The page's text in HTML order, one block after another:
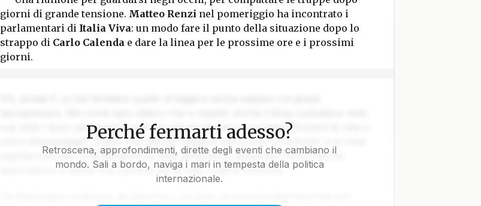
giorni di grande tensione. Matteo Renzi nel pomeriggio ha incontrato i
parlamentari diItalia Viva: un modo fare il punto della situazione dopo lo
strappo di Carlo Calendae dare la linea per le prossime ore e i prossimi
giorni.
sue stive i tesori più preziosi solo per chi ha davvero il coraggio di issare le vele e
unirsi all’equipaggio. Quello che stai per leggere non è solo un articolo: è la rotta
segreta tracciata sulla pergamena della geopolitica, disegnata tra burrasche
diplomatiche e silenzi che parlano più di mille colpi di cannone.
Perché fermarti adesso?
Retroscena, approfondimenti, dirette degli eventi che cambiano il
mondo. Sali a bordo, naviga i mari in tempesta della politica
internazionale.